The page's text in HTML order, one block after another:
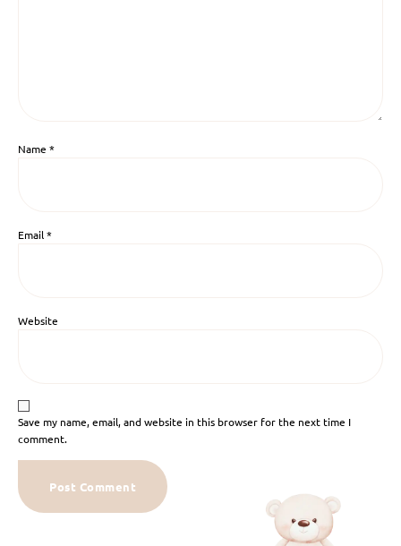
Name *
Email*
Website
Save my name, email, and website in this browser for the next time I
comment.